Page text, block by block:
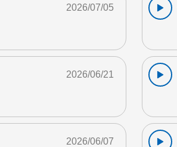
2026/07/05
2026/06/21
2026/06/07